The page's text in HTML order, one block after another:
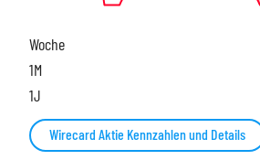
Woche
1M
1J
Wirecard Aktie Kennzahlen und Details